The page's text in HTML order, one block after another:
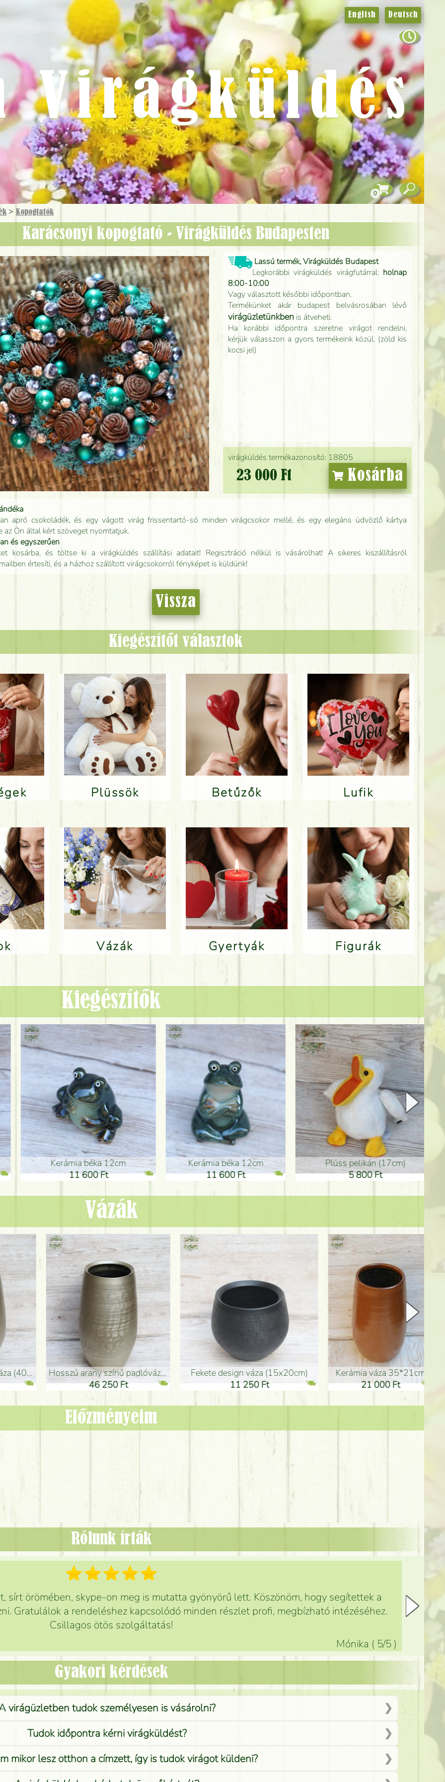
> Kopogtatók
Karácsonyi kopogtató - Virágküldés Budapesten
virágküldés termékazonosító: 18805
23 000 Ft Kosárba
Lassú termék, Virágküldés Budapest
Legkorábbi virágküldés virágfutárral: holnap
8:00-10:00
Vagy választott későbbi időpontban.
Termékünket akár budapest belvásrosában lévő
virágüzletünkben is átveheti.
Ha korábbi időpontra szeretne virágot rendelni,
kérjük válasszon a gyors termékeink közül. (zöld kis
kocsi jel)
apró csokoládék, és egy vágott virág frissentartó-só minden virágcsokor mellé, és egy elegáns üdvözlő kártya
az Ön által kért szöveget nyomtatjuk.
és egyszerűen
kosárba, és töltse ki a virágküldés szállítási adatait! Regisztráció nélkül is vásárolhat! A sikeres kiszállításról
értesíti, és a házhoz szállított virágcsokorról fényképet is küldünk!
Vissza
Kiegészítőt választok
Plüssök Betűzők Lufik
Vázák Gyertyák Figurák
English Deutsch
Virágküldés
0
Kiegészítők
béka 12cm
600 Ft
Kerámia béka 12cm
11 600 Ft
plüss pelikán (17cm)
5 800 Ft
Anyák-
3
Vázák
(50x29cm)
Ft
fekete design váza (15x20cm)
11 250 Ft
Kerámia váza 35*21cm
21 000 Ft
ballagó fiú fa betűző
1 300 Ft
Előzményeim
Rólunk írták
sírt örömében, skype-on meg is mutatta gyönyörű lett. Köszönöm, hogy segítettek a
Gratulálok a rendeléshez kapcsolódó minden részlet profi, megbízható intézéséhez.
Csillagos ötös szolgáltatás!
Mónika ( 5/5 )
Gyakori kérdések
virágüzletben tudok személyesen is vásárolni?
Tudok időpontra kérni virágküldést?
mikor lesz otthon a címzett, így is tudok virágot küldeni?